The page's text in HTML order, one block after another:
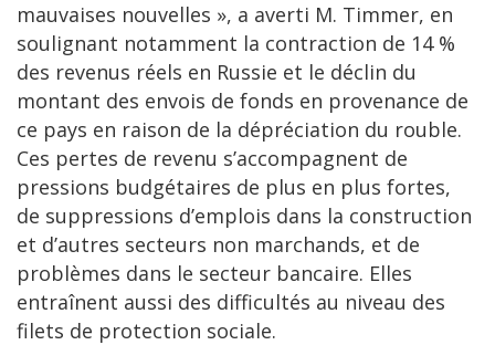
mauvaises nouvelles », a averti M. Timmer, en
soulignant notamment la contraction de 14 %
des revenus réels en Russie et le déclin du
montant des envois de fonds en provenance de
ce pays en raison de la dépréciation du rouble.
Ces pertes de revenu s’accompagnent de
pressions budgétaires de plus en plus fortes,
de suppressions d’emplois dans la construction
et d’autres secteurs non marchands, et de
problèmes dans le secteur bancaire. Elles
entraînent aussi des difficultés au niveau des
filets de protection sociale.